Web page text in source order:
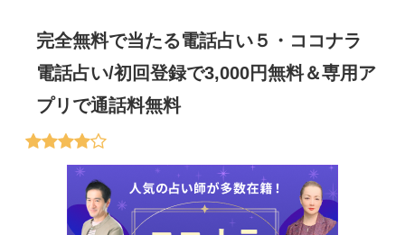
完全無料で当たる電話占い５・ココナラ
電話占い/初回登録で3,000円無料＆専用ア
プリで通話料無料